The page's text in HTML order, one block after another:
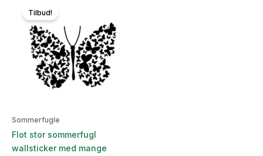
Tilbud!
Sommerfugle
Flot stor sommerfugl
wallsticker med mange